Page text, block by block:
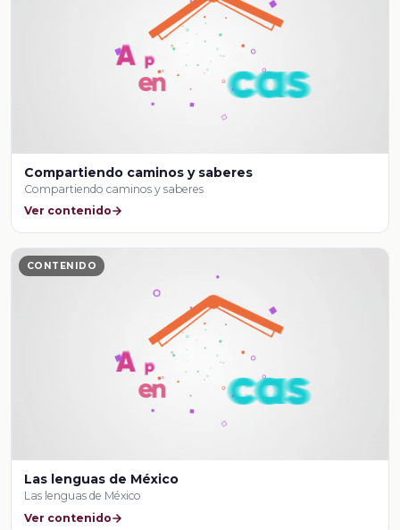
Compartiendo caminos y saberes
Compartiendo caminos y saberes
Ver contenido
CONTENIDO
Las lenguas de México
Las lenguas de México
Ver contenido